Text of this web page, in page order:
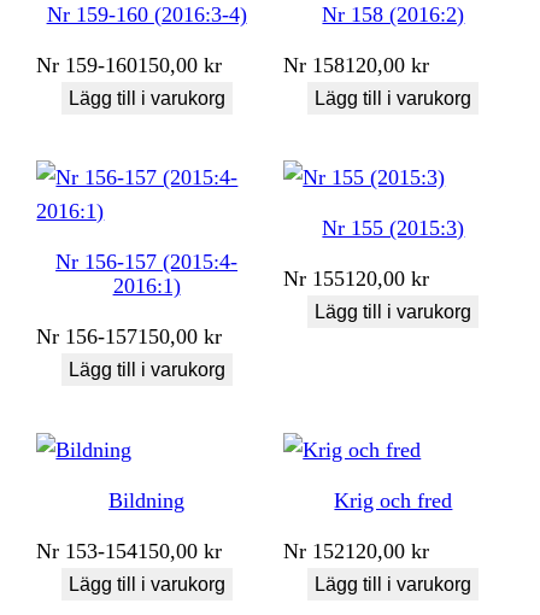
Nr 159-160 (2016:3-4)
Nr 159-160150,00kr
Lägg till i varukorg
Nr 158 (2016:2)
Nr 158120,00kr
Lägg till i varukorg
Nr 156-157 (2015:4-
2016:1)
Nr 156-157150,00kr
Lägg till i varukorg
Nr 155 (2015:3)
Nr 155120,00kr
Lägg till i varukorg
Bildning
Nr 153-154150,00kr
Lägg till i varukorg
Krig och fred
Nr 152120,00kr
Lägg till i varukorg